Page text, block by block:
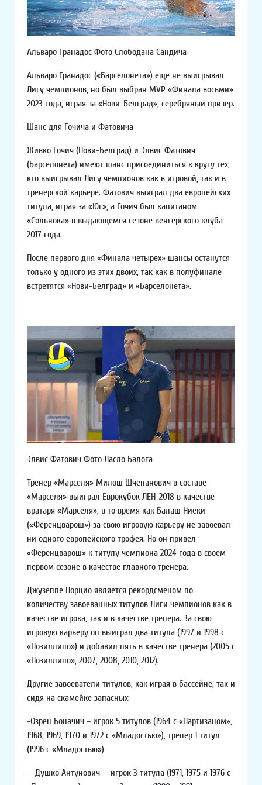
Альваро Гранадос Фото Слободана Сандича
Альваро Гранадос («Барселонета») еще не выигрывал
Лигу чемпионов, но был выбран MVP «Финала восьми»
2023 года, играя за «Нови-Белград», серебряный призер.
Шанс для Гочича и Фатовича
Живко Гочич (Нови-Белград) и Элвис Фатович
(Барселонета) имеют шанс присоединиться к кругу тех,
кто выигрывал Лигу чемпионов как в игровой, так и в
тренерской карьере. Фатович выиграл два европейских
титула, играя за «Юг», а Гочич был капитаном
«Сольнока» в выдающемся сезоне венгерского клуба
2017 года.
После первого дня «Финала четырех» шансы останутся
только у одного из этих двоих, так как в полуфинале
встретятся «Нови-Белград» и «Барселонета».
Элвис Фатович Фото Ласло Балога
Тренер «Марселя» Милош Шчепанович в составе
«Марселя» выиграл Еврокубок ЛЕН-2018 в качестве
вратаря «Марселя», в то время как Балаш Ниеки
(«Ференцварош») за свою игровую карьеру не завоевал
ни одного европейского трофея. Но он привел
«Ференцварош» к титулу чемпиона 2024 года в своем
первом сезоне в качестве главного тренера.
Джузеппе Порцио является рекордсменом по
количеству завоеванных титулов Лиги чемпионов как в
качестве игрока, так и в качестве тренера. За свою
игровую карьеру он выиграл два титула (1997 и 1998 с
«Позиллипо») и добавил пять в качестве тренера (2005 с
«Позиллипо», 2007, 2008, 2010, 2012).
Другие завоеватели титулов, как играя в бассейне, так и
сидя на скамейке запасных:
-Озрен Боначич – игрок 5 титулов (1964 с «Партизаном»,
1968, 1969, 1970 и 1972 с «Младостью»), тренер 1 титул
(1996 с «Младостью»)
— Душко Антунович — игрок 3 титула (1971, 1975 и 1976 с